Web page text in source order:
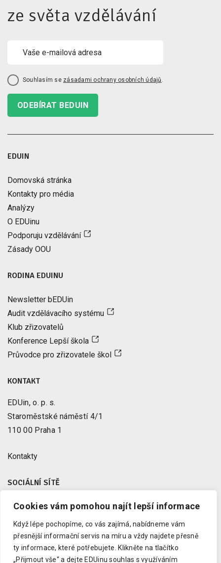
Cookies vám pomohou najít lepší informace
Když lépe pochopíme, co vás zajímá, nabídneme vám
přesnější informační servis na míru a vždy najdete přesně
ty informace, které potřebujete.
Klikněte na tlačítko
„Přijmout vše“ a dejte EDUinu souhlas s využíváním
ze světa vzdělávání
Souhlasím se zásadami ochrany osobních údajů .
ODEBÍRAT BEDUIN
EDUIN
Domovská stránka
Kontakty pro média
Analýzy
O EDUinu
Podporuju vzdělávání
Zásady OOU
RODINA EDUINU
Newsletter bEDUin
Audit vzdělávacího systému
Klub zřizovatelů
Konference Lepší škola
Průvodce pro zřizovatele škol
KONTAKT
EDUin, o. p. s.
Staroměstské náměstí 4/1
110 00 Praha 1
Kontakty
SOCIÁLNÍ SÍTĚ
Facebook
Instagram
Youtube